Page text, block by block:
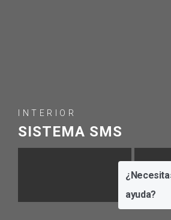
INTERIOR
SISTEMA SMS
ayuda?